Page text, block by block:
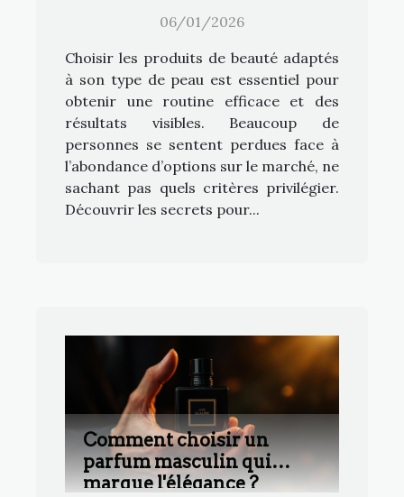
06/01/2026
Choisir les produits de beauté adaptés
à son type de peau est essentiel pour
obtenir une routine efficace et des
résultats visibles. Beaucoup de
personnes se sentent perdues face à
l’abondance d’options sur le marché, ne
sachant pas quels critères privilégier.
Découvrir les secrets pour...
Comment choisir un
parfum masculin qui
marque l'élégance ?